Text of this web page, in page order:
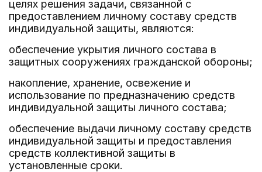
целях решения задачи, связанной с
предоставлением личному составу средств
индивидуальной защиты, являются:
обеспечение укрытия личного состава в
защитных сооружениях гражданской обороны;
накопление, хранение, освежение и
использование по предназначению средств
индивидуальной защиты личного состава;
обеспечение выдачи личному составу средств
индивидуальной защиты и предоставления
средств коллективной защиты в
установленные сроки.